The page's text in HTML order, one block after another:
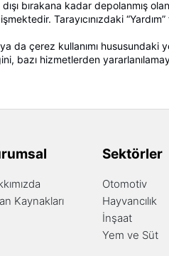
bırakana kadar depolanmış
Tarayıcınızdaki
da çerez kullanımı
bazı hizmetlerden
Kaynakları
Sektörler
Otomotiv
Hayvancılık
İnşaat
Yem ve Süt